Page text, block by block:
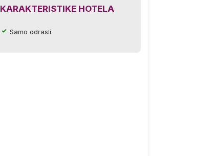
KARAKTERISTIKE HOTELA
Samo odrasli